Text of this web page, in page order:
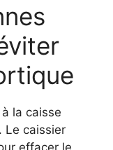
la caisse
Le caissier
effacer le